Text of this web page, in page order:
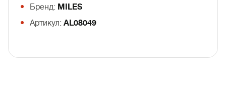
Бренд: MILES
Артикул: AL08049